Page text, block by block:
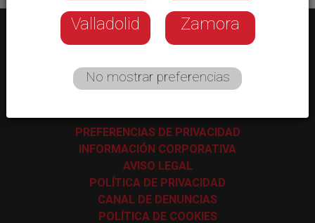
C/ Los Astros, 4 - 47009 Valladolid-983 35 43 48
PREFERENCIAS DE PRIVACIDAD
INFORMACIÓN CORPORATIVA
AVISO LEGAL
POLÍTICA DE PRIVACIDAD
CANAL DE DENUNCIAS
POLÍTICA DE COOKIES
Valladolid Zamora
No mostrar preferencias